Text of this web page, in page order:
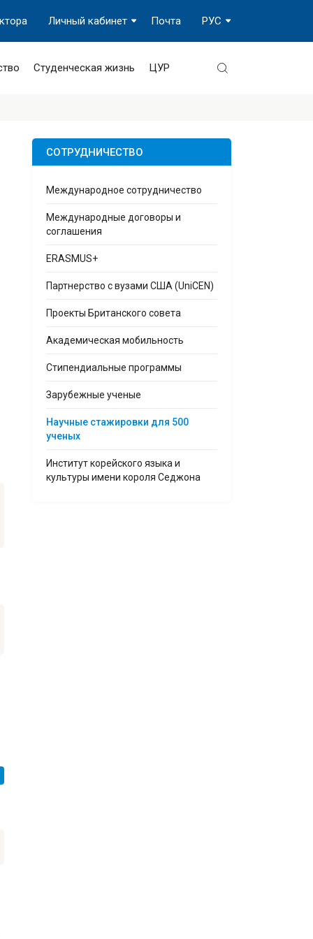
РУС
Почта
Личный кабинет
Студенческая жизнь ЦУР
СОТРУДНИЧЕСТВО
Международное сотрудничество
Международные договоры и
соглашения
ERASMUS+
Партнерство с вузами США (UniCEN)
Проекты Британского совета
Академическая мобильность
Стипендиальные программы
Зарубежные ученые
Научные стажировки для 500
ученых
Институт корейского языка и
культуры имени короля Седжона